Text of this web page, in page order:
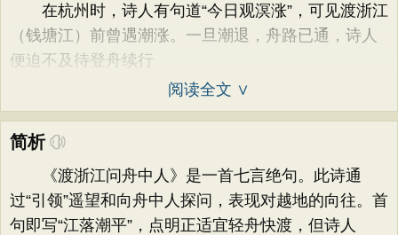
在杭州时，诗人有句道“今日观溟涨”，可见渡浙江
（钱塘江）前曾遇潮涨。一旦潮退，舟路已通，诗人
便迫不及待登舟续行
阅读全文 ∨
简析
《渡浙江问舟中人》是一首七言绝句。此诗通
过“引领”遥望和向舟中人探问，表现对越地的向往。首
句即写“江落潮平”，点明正适宜轻舟快渡，但诗人